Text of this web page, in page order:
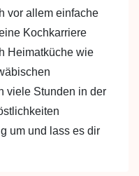
vor allem einfache
Kochkarriere
Heimatküche wie
viele Stunden in der
um und lass es dir